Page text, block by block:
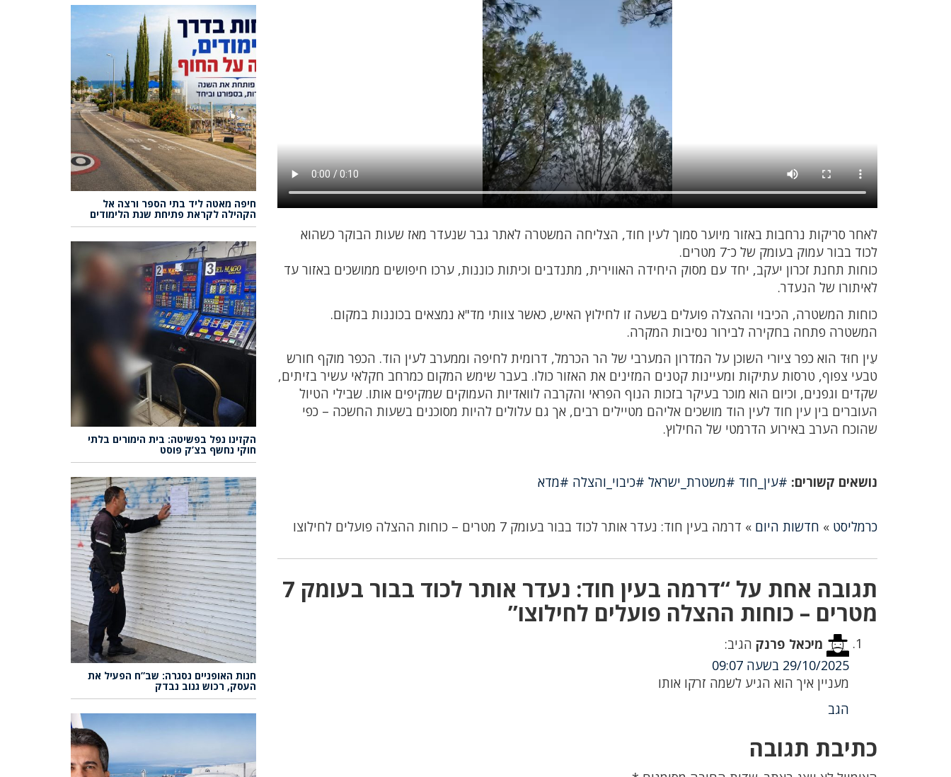
לאחר סריקות נרחבות באזור מיוער סמוך לעין חוד, הצליחה המשטרה לאתר גבר שנעדר מאז שעות הבוקר כשהוא
לכוד בבור עמוק בעומק של כ־7 מטרים.
כוחות תחנת זכרון יעקב, יחד עם מסוק היחידה האווירית, מתנדבים וכיתות כוננות, ערכו חיפושים ממושכים באזור עד
לאיתורו של הנעדר.
כוחות המשטרה, הכיבוי וההצלה פועלים בשעה זו לחילוץ האיש, כאשר צוותי מד"א נמצאים בכוננות במקום.
המשטרה פתחה בחקירה לבירור נסיבות המקרה.
עֵין חוּד הוא כפר ציורי השוכן על המדרון המערבי של הר הכרמל, דרומית לחיפה וממערב לעין הוד. הכפר מוקף חורש
טבעי צפוף, טרסות עתיקות ומעיינות קטנים המזינים את האזור כולו. בעבר שימש המקום כמרחב חקלאי עשיר בזיתים,
שקדים וגפנים, וכיום הוא מוכר בעיקר בזכות הנוף הפראי והקרבה לוואדיות העמוקים שמקיפים אותו. שבילי הטיול
העוברים בין עין חוד לעין הוד מושכים אליהם מטיילים רבים, אך גם עלולים להיות מסוכנים בשעות החשכה – כפי
שהוכח הערב באירוע הדרמטי של החילוץ.
נושאים קשורים: #עין_חוד #משטרת_ישראל #כיבוי_והצלה #מדא
כרמליסט » חדשות היום » דרמה בעין חוד: נעדר אותר לכוד בבור בעומק 7 מטרים – כוחות ההצלה פועלים לחילוצו
תגובה אחת על “דרמה בעין חוד: נעדר אותר לכוד בבור בעומק 7
מטרים – כוחות ההצלה פועלים לחילוצו”
מיכאל פרנק הגיב:
29/10/2025 בשעה 09:07
מעניין איך הוא הגיע לשמה זרקו אותו
הגב
כתיבת תגובה
חיפה מאטה ליד בתי הספר ורצה אל
הקהילה לקראת פתיחת שנת הלימודים
הקזינו נפל בפשיטה: בית הימורים בלתי
חוקי נחשף בצ’ק פוסט
חנות האופניים נסגרה: שב”ח הפעיל את
העסק, רכוש גנוב נבדק